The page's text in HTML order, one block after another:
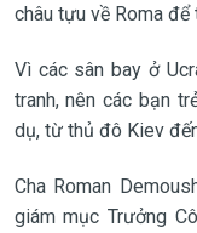
châu tựu về Roma để
Vì các sân bay ở
tranh, nên các bạn
dụ, từ thủ đô Kiev
Cha Roman
giám mục Trưởng